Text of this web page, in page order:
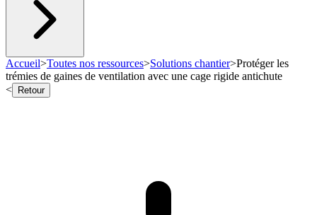
Accueil>Toutes nos ressources>Solutions chantier>Protéger les
trémies de gaines de ventilation avec une cage rigide antichute
<
Retour